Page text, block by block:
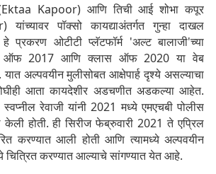
(Ektaa Kapoor) आणि तिची आई शोभा कपूर
पॉक्सो कायद्याअंतर्गत गुन्हा दाखल
ओटीटी प्लॅटफॉर्म 'अल्ट बालाजी'च्या
ऑफ 2017 आणि क्लास ऑफ 2020 या वेब
अल्पवयीन मुलीसोबत आक्षेपार्ह दृश्ये असल्याचा
आता कायदेशीर अडचणीत अडकल्या आहेत.
स्वप्नील रेवाजी यांनी 2021 मध्ये एमएचबी पोलीस
होती. ही सिरीज फेब्रुवारी 2021 ते एप्रिल
करण्यात आली होती आणि त्यामध्ये अल्पवयीन
चित्रित करण्यात आल्याचे सांगण्यात येत आहे.